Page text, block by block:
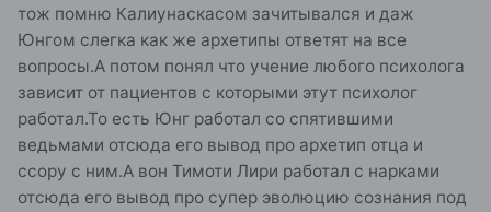
тож помню Калиунаскасом зачитывался и даж
Юнгом слегка как же архетипы ответят на все
вопросы.А потом понял что учение любого психолога
зависит от пациентов с которыми этут психолог
работал.То есть Юнг работал со спятившими
ведьмами отсюда его вывод про архетип отца и
ссору с ним.А вон Тимоти Лири работал с нарками
отсюда его вывод про супер эволюцию сознания под